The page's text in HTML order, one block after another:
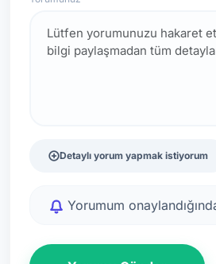
Detaylı yorum yapmak istiyorum
Yorumum